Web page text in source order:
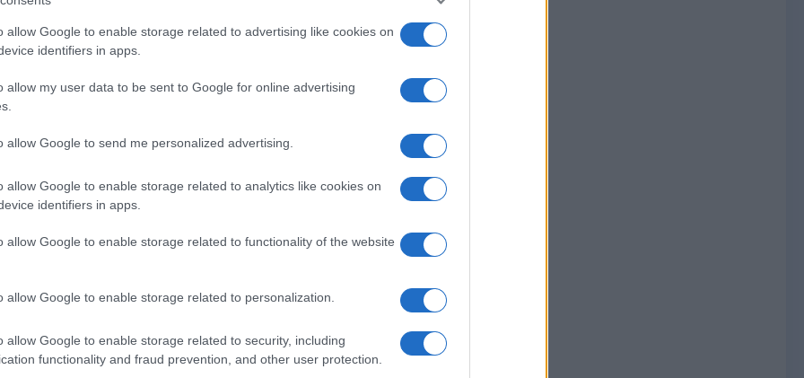
allow Google to enable storage related to advertising like cookies on
identifiers in apps.
allow my user data to be sent to Google for online advertising
allow Google to send me personalized advertising.
allow Google to enable storage related to analytics like cookies on
identifiers in apps.
allow Google to enable storage related to functionality of the website
allow Google to enable storage related to personalization.
allow Google to enable storage related to security, including
functionality and fraud prevention, and other user protection.
di alcuni dei più iconici aerei
bande militari e un discorso del
del nostro 250mo anniversario di
che
la sua intenzione di essere il
avevano annullato le loro
la politicizzazione delle celebrazioni.
ha detto il presidente al comizio.
al mondo, siamo rispettati da tutti”.
da quelli in materia di immigrazione,
l’economia e la politica estera, compresi